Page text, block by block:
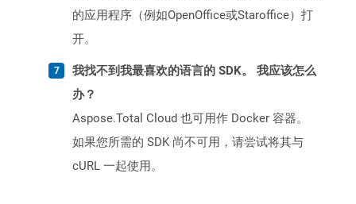
的应用程序（例如OpenOffice或Staroffice）打
开。
我找不到我最喜欢的语言的 SDK。 我应该怎么
办？
Aspose.Total Cloud 也可用作 Docker 容器。
如果您所需的 SDK 尚不可用，请尝试将其与
cURL 一起使用。